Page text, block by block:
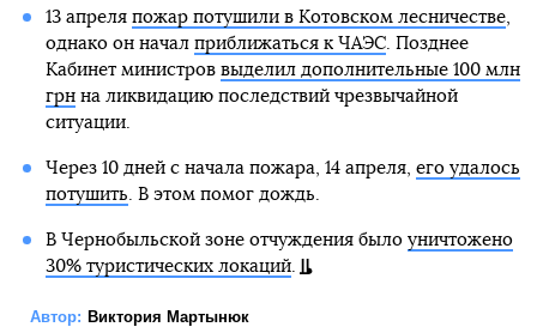
13 апреля пожар потушили в Котовском лесничестве,
однако он начал приближаться к ЧАЭС. Позднее
Кабинет министров выделил дополнительные 100 млн
грнна ликвидацию последствий чрезвычайной
ситуации.
Через 10 дней с начала пожара, 14 апреля, его удалось
потушить. В этом помог дождь.
В Чернобыльской зоне отчуждения было уничтожено
30% туристических локаций.
Автор: Виктория Мартынюк